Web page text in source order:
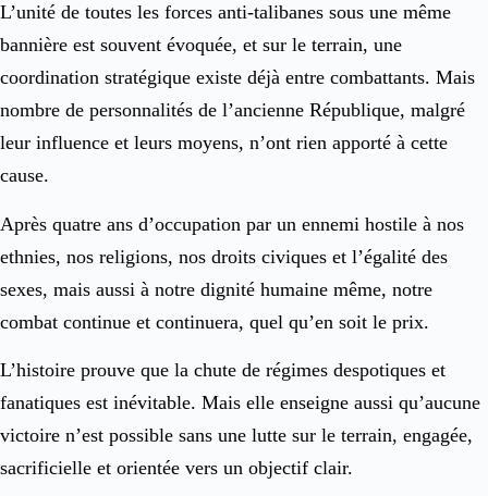
L’unité de toutes les forces anti-talibanes sous une même
bannière est souvent évoquée, et sur le terrain, une
coordination stratégique existe déjà entre combattants. Mais
nombre de personnalités de l’ancienne République, malgré
leur influence et leurs moyens, n’ont rien apporté à cette
cause.
Après quatre ans d’occupation par un ennemi hostile à nos
ethnies, nos religions, nos droits civiques et l’égalité des
sexes, mais aussi à notre dignité humaine même, notre
combat continue et continuera, quel qu’en soit le prix.
L’histoire prouve que la chute de régimes despotiques et
fanatiques est inévitable. Mais elle enseigne aussi qu’aucune
victoire n’est possible sans une lutte sur le terrain, engagée,
sacrificielle et orientée vers un objectif clair.